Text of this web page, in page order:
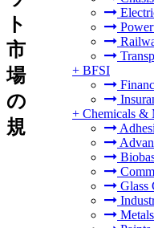
+ BFSI
+ Chemicals &
Glass
ト
市
場
の
規